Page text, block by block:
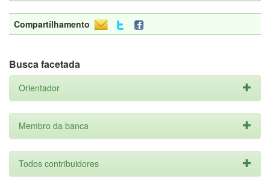
Compartilhamento
Busca facetada
Orientador
Membro da banca
Todos contribuidores